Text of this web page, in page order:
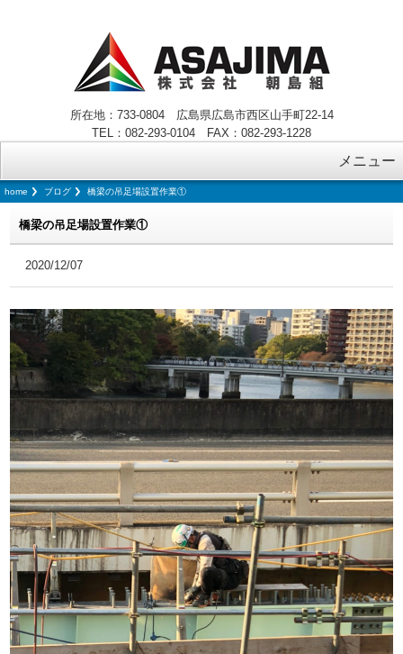
所在地：733-0804 広島県広島市西区山手町22-14
TEL：082-293-0104 FAX：082-293-1228
メニュー
home ブログ 橋梁の吊足場設置作業①
橋梁の吊足場設置作業①
2020/12/07